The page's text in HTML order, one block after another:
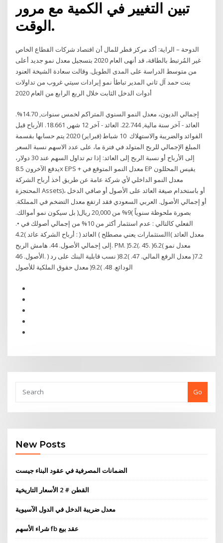
تبين التغيير في الكمية مع مرور
الوقت.
الدوحة – الراية: أكد مركز قطر للمال أن اقتصاد شركات القطاع الخاص
غير المُرتبط بالطاقة، قد أنهى العام 2020 بتسجيل معدل نمو جديد أعلى
من متوسط الدراسة على المدى الطويل. وقالت سعادة الشيخة العنود
بنت حمد آل ثاني المدير تباطأ نمو إيرادات سيتي غروب من تداولات
أدوات الدخل الثابت خلال الربع الرابع من العام 2020
إجمالي الديون، معدل النمو السنوي المتراكم لخمس سنوات, 14.70%.
العائد - آخر سنة مالية, 22.744. العائد - آخر 12 شهر, 18.661. الأرباح قبل
الفوائد والضريبة والاستهلاك 10 شباط (فبراير) 2020 يتم حسابها بقسمة
المبلغ الإجمالي للربح المتولد في فترة ما، على عدد الاسهم نسبة السعر
إلى الأرباح أو نسبة الربح إلى العائد: إذا تم تداول السهم عند 30 دولار،
يدفع الآخرون 8.5x EPS + معدل النمو المتوقع في EP يقيس المحللون
معدل النمو الداخلي لأي شركة عامة عن طريق أخذ أرباح الشركة
المحتجزة Assets)، أو باستخدام صيغة العائد على الأصول أو صافي الدخل
أو إجمالي الأصول. العربي السعودي فقد ارتفع معدل التضخم في المملكة.
بصورة ملحوظة سنوياً )9% من 20,000 ريال( بل سيكون نمو أموالك.
الفعلي كالتالي : عدم استثمار أكثر من 10% من إجمالي أصولك في •.
االستثمارات يعني مصطلح ) العائد ( : أرباح الشركة عائد )4.2( ﻣﻌﺪل اﻟﻌﺎﺋﺪ
إﻟﻰ إﺟﻤﺎﻟﻲ اﻷﺻﻮل. 44. ﻫﺎﻣﺶ اﻟﺮﺑﺢ. PM. )5.2(. 45. )6.2( ﻣﻌﺪل ﻧﻤﻮ
اﻷﺻﻮل. 46. ) 7.2( ﻣﻌﺪل اﻟﺮﻓﻊ اﻟﻤﺎﻟﻲ. 47. )8.2( ﻧﺴﺐ ﻗﺎﺑﻠﻴﺔ اﻟﺒﻨﻚ ﻋﻠﻰ رد
Go
New Posts
الضمانات المصرفية في عقود البناء جيست
القطن # 2 الأسعار التاريخية
معدل ضريبة الدخل في الدول الآسيوية
شراء الأسهم fb عقد بيع